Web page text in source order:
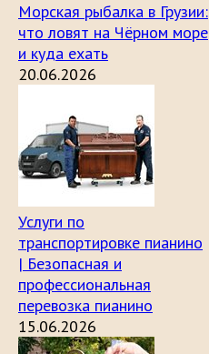
Морская рыбалка в Грузии:
что ловят на Чёрном море
и куда ехать
20.06.2026
Услуги по
транспортировке пианино
| Безопасная и
профессиональная
перевозка пианино
15.06.2026